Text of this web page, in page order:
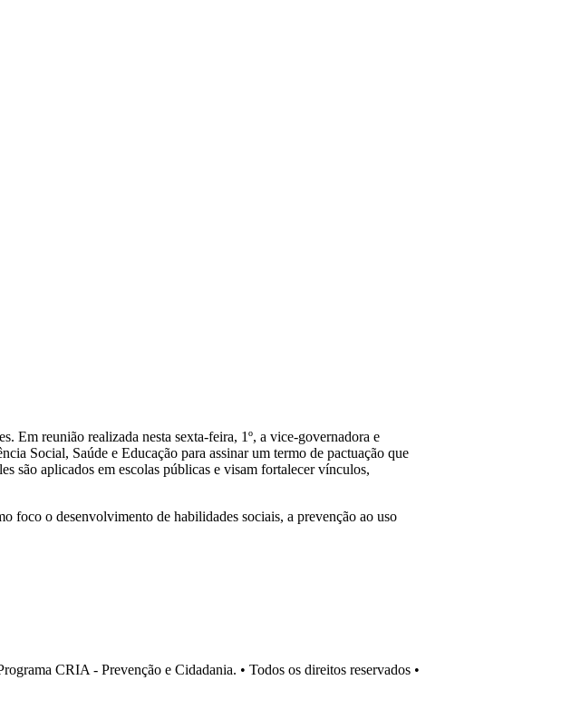
Em reunião realizada nesta sexta-feira, 1º, a vice-governadora e
Social, Saúde e Educação para assinar um termo de pactuação que
são aplicados em escolas públicas e visam fortalecer vínculos,
foco o desenvolvimento de habilidades sociais, a prevenção ao uso
CRIA - Prevenção e Cidadania. • Todos os direitos reservados •